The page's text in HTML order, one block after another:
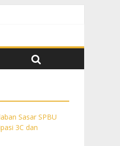
Sasar SPBU
3C dan